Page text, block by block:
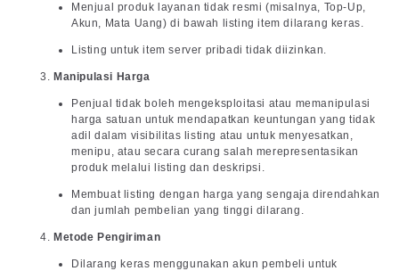
Menjual produk layanan tidak resmi (misalnya, Top-Up,
Akun, Mata Uang) di bawah listing item dilarang keras.
Listing untuk item server pribadi tidak diizinkan.
Manipulasi Harga
Penjual tidak boleh mengeksploitasi atau memanipulasi
harga satuan untuk mendapatkan keuntungan yang tidak
adil dalam visibilitas listing atau untuk menyesatkan,
menipu, atau secara curang salah merepresentasikan
produk melalui listing dan deskripsi.
Membuat listing dengan harga yang sengaja direndahkan
dan jumlah pembelian yang tinggi dilarang.
Metode Pengiriman
Dilarang keras menggunakan akun pembeli untuk